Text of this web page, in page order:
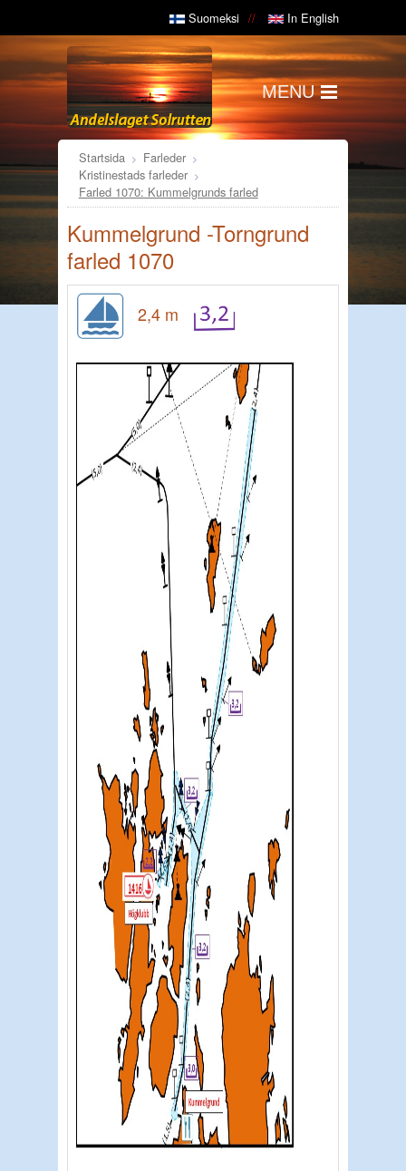
Suomeksi In English
MENU
Startsida
Farleder
Kristinestads farleder
Farled 1070: Kummelgrunds farled
Kummelgrund -Torngrund
farled 1070
2,4 m